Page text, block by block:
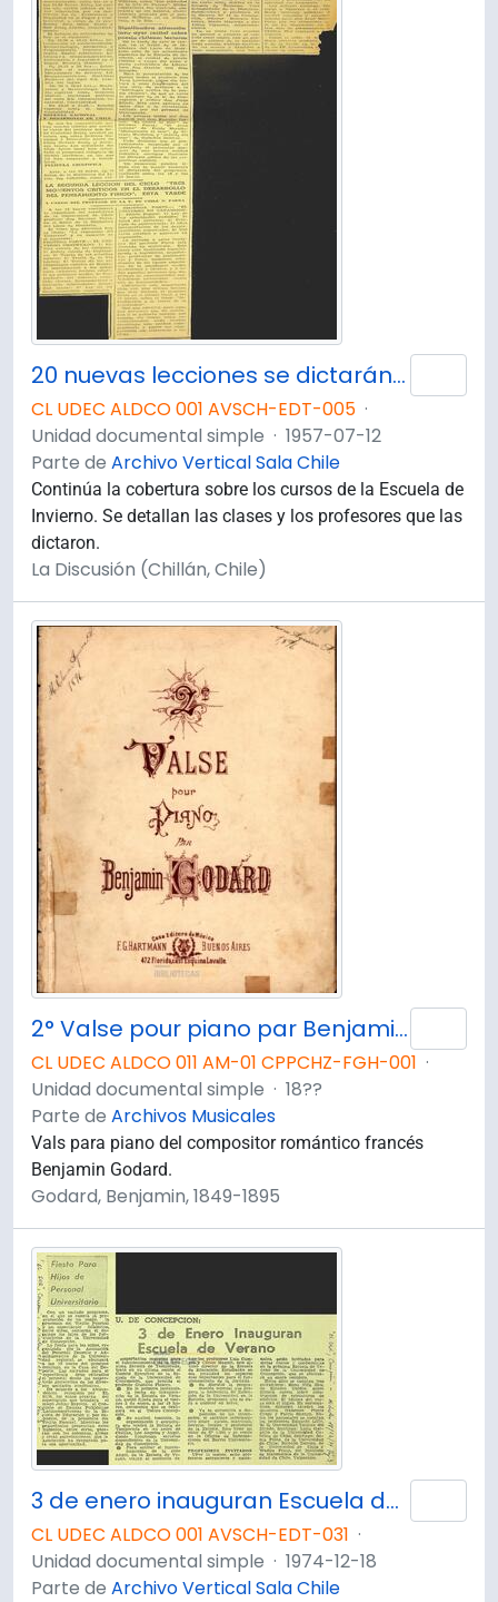
20 nuevas lecciones se dictarán hoy en la Escuela de Invierno universitaria: temas
CL UDEC ALDCO 001 AVSCH-EDT-005 ·
Unidad documental simple · 1957-07-12
Parte de Archivo Vertical Sala Chile
Continúa la cobertura sobre los cursos de la Escuela de
Invierno. Se detallan las clases y los profesores que las
dictaron.
La Discusión (Chillán, Chile)
2° Valse pour piano par Benjamin Godard
CL UDEC ALDCO 011 AM-01 CPPCHZ-FGH-001 ·
Unidad documental simple · 18??
Parte de Archivos Musicales
Vals para piano del compositor romántico francés
Benjamin Godard.
Godard, Benjamin, 1849-1895
3 de enero inauguran Escuela de Verano
CL UDEC ALDCO 001 AVSCH-EDT-031 ·
Unidad documental simple · 1974-12-18
Parte de Archivo Vertical Sala Chile